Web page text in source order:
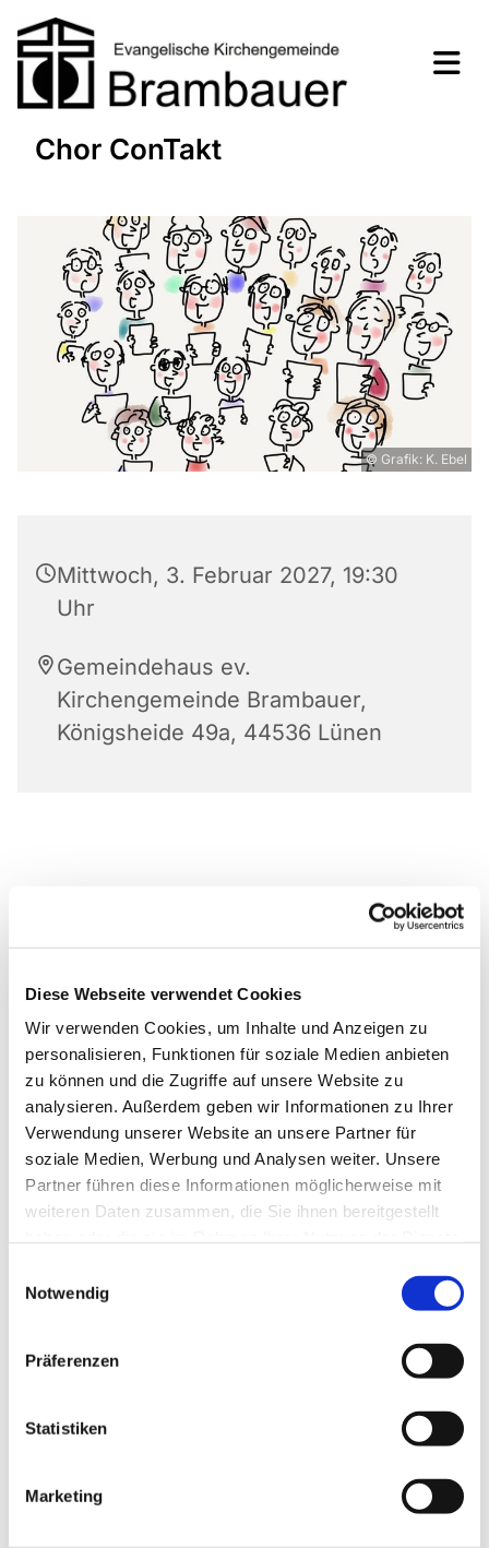
Diese Webseite verwendet Cookies
Wir verwenden Cookies, um Inhalte und Anzeigen zu
personalisieren, Funktionen für soziale Medien anbieten
zu können und die Zugriffe auf unsere Website zu
analysieren. Außerdem geben wir Informationen zu Ihrer
Verwendung unserer Website an unsere Partner für
soziale Medien, Werbung und Analysen weiter. Unsere
Partner führen diese Informationen möglicherweise mit
weiteren Daten zusammen, die Sie ihnen bereitgestellt
Notwendig
Präferenzen
Statistiken
Marketing
Chor ConTakt
© Grafik: K. Ebel
Mittwoch, 3. Februar 2027, 19:30
Uhr
Gemeindehaus ev.
Kirchengemeinde Brambauer,
Königsheide 49a, 44536 Lünen
Dies könnte Sie auch